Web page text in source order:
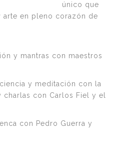
único que
arte en pleno corazón de
y mantras con maestros
y meditación con la
charlas con Carlos Fiel y el
con Pedro Guerra y